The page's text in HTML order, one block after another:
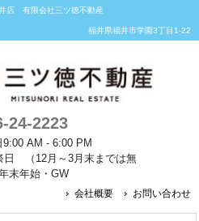
店 有限会社三ツ徳不動産
福井県福井市学園3丁目1-22
24-2223
9:00 AM - 6:00 PM
日 （12月～3月末までは無
末年始・GW
会社概要 お問い合わせ